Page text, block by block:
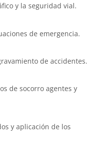
y la seguridad vial.
de emergencia.
de accidentes.
de socorro agentes y
y aplicación de los